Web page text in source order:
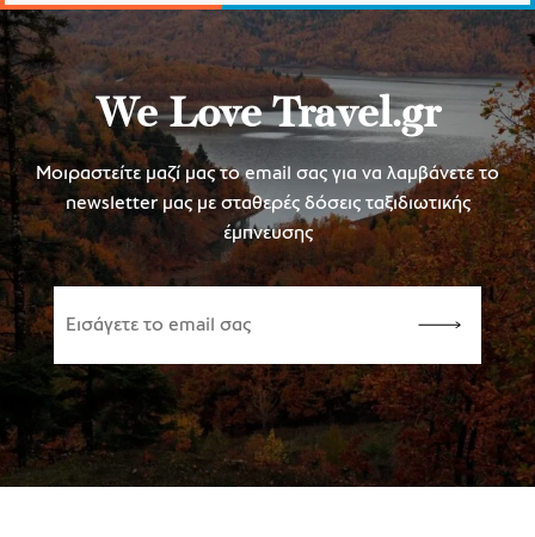
We Love Travel.gr
Μοιραστείτε μαζί μας το email σας για να λαμβάνετε το
newsletter μας με σταθερές δόσεις ταξιδιωτικής
έμπνευσης